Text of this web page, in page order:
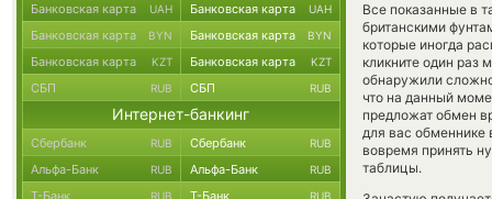
Все показанные в
британскими
которые иногда
кликните один раз
обнаружили
что на данный
предложат обмен
для вас
вовремя принять
таблицы.
Банковская карта UAH Банковская карта UAH
Банковская карта BYN Банковская карта BYN
Банковская карта KZT Банковская карта KZT
СБП RUB СБП RUB
Интернет-банкинг
Сбербанк RUB Сбербанк RUB
Альфа-Банк RUB Альфа-Банк RUB
Т-Банк RUB Т-Банк RUB